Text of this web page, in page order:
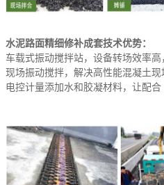
水泥路面精细修补成套技术优势：
车载式振动搅拌站，设备转场效率
现场振动搅拌，解决高性能混凝土
电控计量添加水和胶凝材料，让配合